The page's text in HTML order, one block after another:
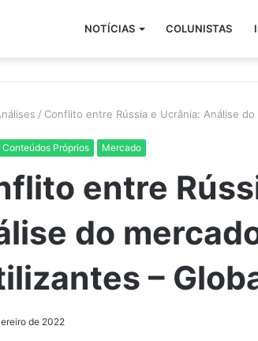
NOTÍCIAS COLUNISTAS
/ Conflito entre Rússia e Ucrânia: Análise
Conteúdos Próprios Mercado
entre
do
–
de 2022